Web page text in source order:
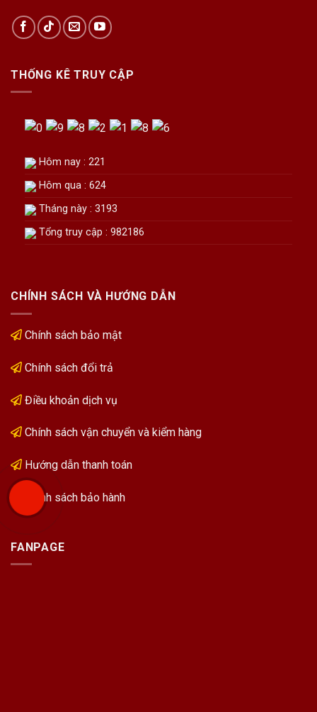
THỐNG KÊ TRUY CẬP
Hôm nay : 221
Hôm qua : 624
Tháng này : 3193
Tổng truy cập : 982186
CHÍNH SÁCH VÀ HƯỚNG DẪN
Chính sách bảo mật
Chính sách đổi trả
Điều khoản dịch vụ
Chính sách vận chuyển và kiểm hàng
Hướng dẫn thanh toán
Chính sách bảo hành
FANPAGE